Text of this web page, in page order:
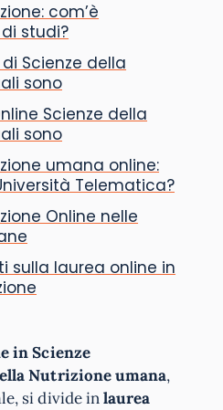
com’è
studi?
Scienze della
sono
Scienze della
sono
umana online:
Telematica?
Online nelle
sulla laurea online in
in Scienze
Nutrizione umana,
si divide inlaurea